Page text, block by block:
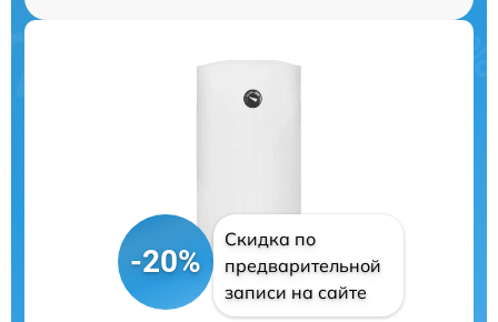
-20%
Скидка по
предварительной
записи на сайте